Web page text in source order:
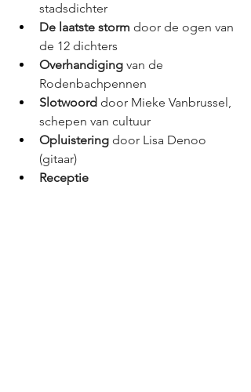
stadsdichter
De laatste storm door de ogen van
de 12 dichters
Overhandiging van de
Rodenbachpennen
Slotwoord door Mieke Vanbrussel,
schepen van cultuur
Opluistering door Lisa Denoo
(gitaar)
Receptie